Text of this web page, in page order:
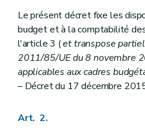
Chapitre II Dispositions
Art. 19
Art. 20
Chapitre III Dispositions
Art. 21
Art. 22
Art. 23
Art. 24
Le présent décret fixe les
budget et à la comptabilité
l'article 3 (et transpose
2011/85/UE du 8 novembre
applicables aux cadres
– Décret du 17 décembre
Art. 2.